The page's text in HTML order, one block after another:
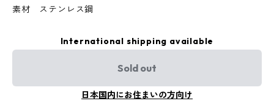
素材 ステンレス鋼
International shipping available
Sold out
日本国内にお住まいの方向け